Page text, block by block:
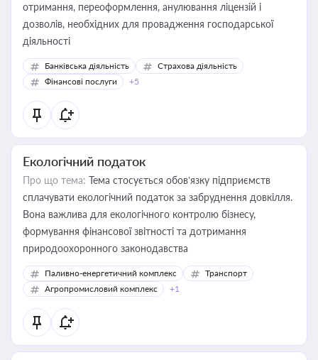
отримання, переоформлення, анулювання ліцензій і
дозволів, необхідних для провадження господарської
діяльності
Банківська діяльність
Страхова діяльність
Фінансові послуги
+5
Екологічний податок
Про що тема: Тема стосується обов’язку підприємств
сплачувати екологічний податок за забруднення довкілля.
Вона важлива для екологічного контролю бізнесу,
формування фінансової звітності та дотримання
природоохоронного законодавства
Паливно-енергетичний комплекс
Транспорт
Агропромисловий комплекс
+1